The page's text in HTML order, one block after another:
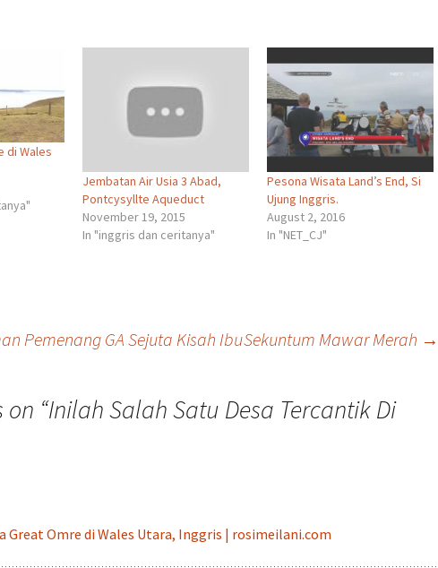
di Wales
Jembatan Air Usia 3 Abad,
Pontcysyllte Aqueduct
November 19, 2015
In "inggris dan ceritanya"
Pesona Wisata Land’s End, Si
Ujung Inggris.
August 2, 2016
In "NET_CJ"
Pemenang GA Sejuta Kisah IbuSekuntum Mawar Merah →
“Inilah Salah Satu Desa Tercantik Di
Great Omre di Wales Utara, Inggris | rosimeilani.com